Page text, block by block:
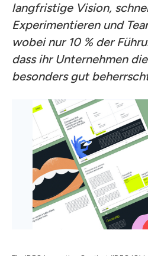
langfristige Vision,
Experimentieren und
wobei nur 10 % der
dass ihr Unternehmen
besonders gut